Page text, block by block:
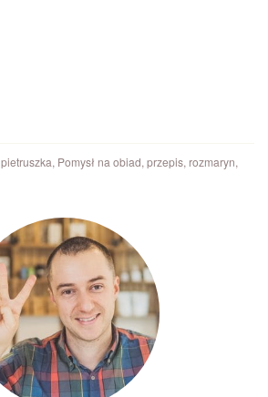
pietruszka, Pomysł na obiad, przepis, rozmaryn,